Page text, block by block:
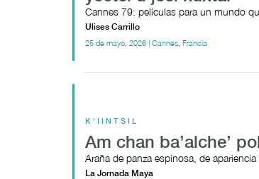
Cannes 79: películas para un mundo
Ulises Carrillo
25 de mayo, 2026 | Cannes, Francia
K'IINTSIL
Am chan ba’alche’
Araña de panza espinosa, de
La Jornada Maya